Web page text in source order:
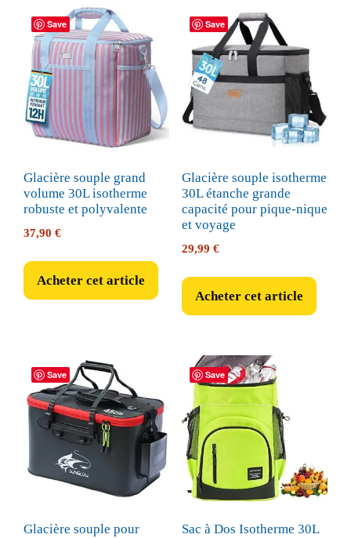
Save
Glacière souple grand
volume 30L isotherme
robuste et polyvalente
37,90 €
Acheter cet article
Save
Glacière souple isotherme
30L étanche grande
capacité pour pique-nique
et voyage
29,99 €
Acheter cet article
Save
Glacière souple pour
Save
Sac à Dos Isotherme 30L